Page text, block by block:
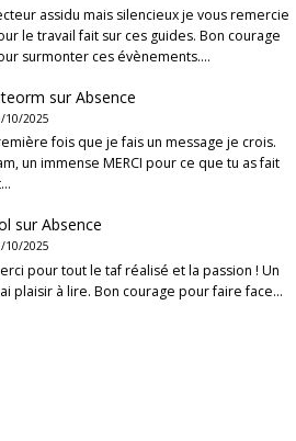
assidu mais silencieux je vous remercie
le travail fait sur ces guides. Bon courage
surmonter ces évènements.…
surAbsence
10/2025
fois que je fais un message je crois.
un immense MERCI pour ce que tu as fait
surAbsence
10/2025
pour tout le taf réalisé et la passion ! Un
plaisir à lire. Bon courage pour faire face…